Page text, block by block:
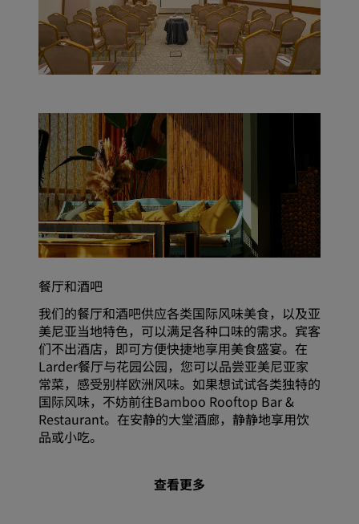
餐厅和酒吧
我们的餐厅和酒吧供应各类国际风味美食，以及亚
美尼亚当地特色，可以满足各种口味的需求。宾客
们不出酒店，即可方便快捷地享用美食盛宴。在
Larder餐厅与花园公园，您可以品尝亚美尼亚家
常菜，感受别样欧洲风味。如果想试试各类独特的
国际风味，不妨前往Bamboo Rooftop Bar &
Restaurant。在安静的大堂酒廊，静静地享用饮
品或小吃。
查看更多